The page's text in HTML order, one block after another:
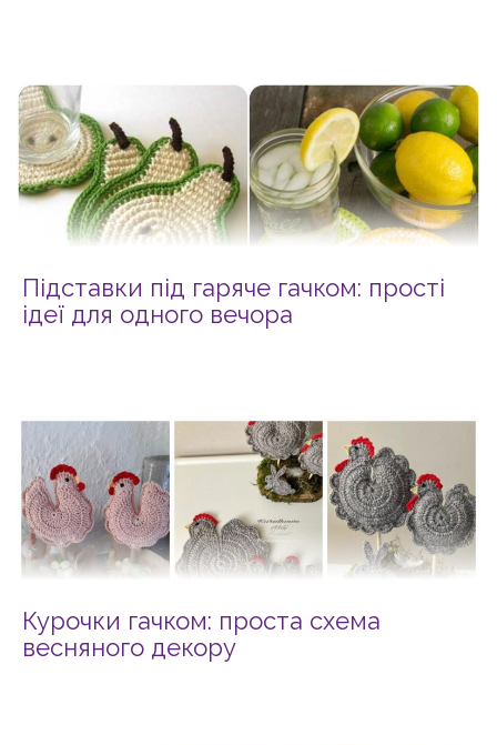
Підставки під гаряче гачком: прості
ідеї для одного вечора
Курочки гачком: проста схема
весняного декору